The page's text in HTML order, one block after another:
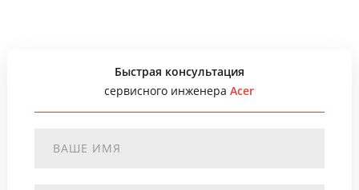
Быстрая консультация
сервисного инженераAcer